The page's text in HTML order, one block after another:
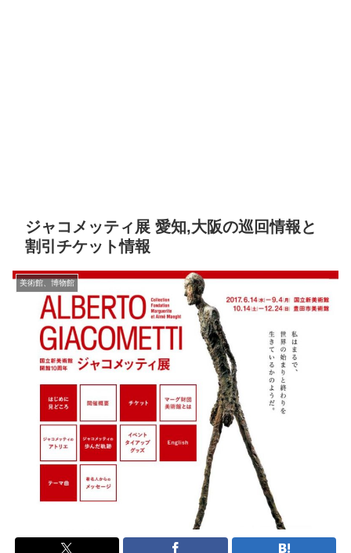
ジャコメッティ展 愛知,大阪の巡回情報と
割引チケット情報
美術館、博物館